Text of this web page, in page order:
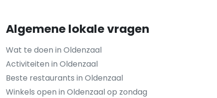
Algemene lokale vragen
Wat te doen in Oldenzaal
Activiteiten in Oldenzaal
Beste restaurants in Oldenzaal
Winkels open in Oldenzaal op zondag